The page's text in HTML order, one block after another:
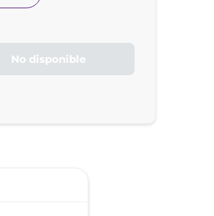
No disponible